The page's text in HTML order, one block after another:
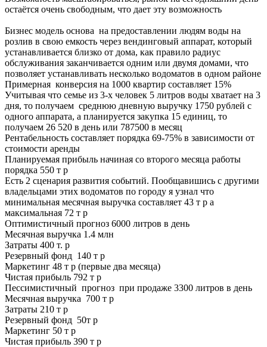
остаётся очень свободным, что дает эту возможность
Бизнес модель основа на предоставлении людям воды на
розлив в свою емкость через вендинговый аппарат, который
устанавливается близко от дома, как правило радиус
обслуживания заканчивается одним или двумя домами, что
позволяет устанавливать несколько водоматов в одном районе
Примерная конверсия на 1000 квартир составляет 15%
Учитывая что семье из 3-х человек 5 литров воды хватает на 3
дня, то получаем среднюю дневную выручку 1750 рублей с
одного аппарата, а планируется закупка 15 единиц, то
получаем 26 520 в день или 787500 в месяц
Рентабельность составляет порядка 69-75% в зависимости от
стоимости аренды
Планируемая прибыль начиная со второго месяца работы
порядка 550 т р
Есть 2 сценария развития событий. Пообщавишись с другими
владельцами этих водоматов по городу я узнал что
минимальная месячная выручка составляет 43 т р а
максимальная 72 т р
Оптимистичный прогноз 6000 литров в день
Месячная выручка 1.4 млн
Затраты 400 т. р
Резервный фонд 140 т р
Маркетинг 48 т р (первые два месяца)
Чистая прибыль 792 т р
Пессимистичный прогноз при продаже 3300 литров в день
Месячная выручка 700 т р
Затраты 210 т р
Резервный фонд 50т р
Маркетинг 50 т р
Чистая прибыль 390 т р